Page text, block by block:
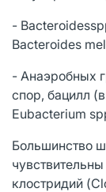
-
Bacteroides
- Анаэробных
спор, бацилл
Eubacterium
Большинство
клостридий